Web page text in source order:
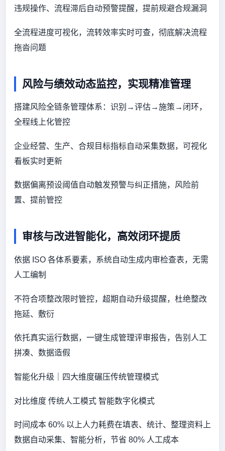
违规操作、流程滞后自动预警提醒，提前规避合规漏洞
全流程进度可视化，流转效率实时可查，彻底解决流程
拖沓问题
风险与绩效动态监控，实现精准管理
搭建风险全链条管理体系：识别→评估→施策→闭环，
全程线上化管控
企业经营、生产、合规目标指标自动采集数据，可视化
看板实时更新
数据偏离预设阈值自动触发预警与纠正措施，风险前
置、提前管控
审核与改进智能化，高效闭环提质
依据 ISO 各体系要素，系统自动生成内审检查表，无需
人工编制
不符合项整改限时管控，超期自动升级提醒，杜绝整改
拖延、敷衍
依托真实运行数据，一键生成管理评审报告，告别人工
拼凑、数据造假
智能化升级｜四大维度碾压传统管理模式
对比维度 传统人工模式 智能数字化模式
时间成本 60% 以上人力耗费在填表、统计、整理资料上
数据自动采集、智能分析，节省 80% 人工成本